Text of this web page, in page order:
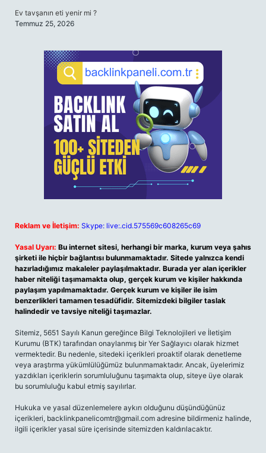
Ev tavşanın eti yenir mi ?
Temmuz 25, 2026
Reklam ve İletişim: Skype: live:.cid.575569c608265c69
Yasal Uyarı: Bu internet sitesi, herhangi bir marka, kurum veya şahıs
şirketi ile hiçbir bağlantısı bulunmamaktadır. Sitede yalnızca kendi
hazırladığımız makaleler paylaşılmaktadır. Burada yer alan içerikler
haber niteliği taşımamakta olup, gerçek kurum ve kişiler hakkında
paylaşım yapılmamaktadır. Gerçek kurum ve kişiler ile isim
benzerlikleri tamamen tesadüfidir. Sitemizdeki bilgiler taslak
halindedir ve tavsiye niteliği taşımazlar.
Sitemiz, 5651 Sayılı Kanun gereğince Bilgi Teknolojileri ve İletişim
Kurumu (BTK) tarafından onaylanmış bir Yer Sağlayıcı olarak hizmet
vermektedir. Bu nedenle, sitedeki içerikleri proaktif olarak denetleme
veya araştırma yükümlülüğümüz bulunmamaktadır. Ancak, üyelerimiz
yazdıkları içeriklerin sorumluluğunu taşımakta olup, siteye üye olarak
bu sorumluluğu kabul etmiş sayılırlar.
Hukuka ve yasal düzenlemelere aykırı olduğunu düşündüğünüz
içerikleri, backlinkpanelicomtr@gmail.com adresine bildirmeniz halinde,
ilgili içerikler yasal süre içerisinde sitemizden kaldırılacaktır.